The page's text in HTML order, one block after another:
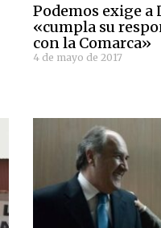
Podemos exige a
«cumpla su
con la Comarca»
4 de mayo de 2017